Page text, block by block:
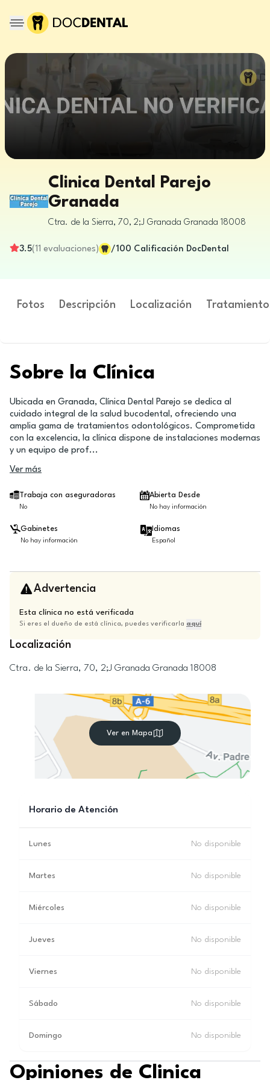
Clinica Dental Parejo
Granada
Ctra. de la Sierra, 70, 2;J Granada Granada 18008
3.5(11 evaluaciones) /100 Calificación DocDental
Fotos Descripción Localización
Sobre la Clínica
Ubicada en Granada, Clínica Dental Parejo se dedica al
cuidado integral de la salud bucodental, ofreciendo una
amplia gama de tratamientos odontológicos. Comprometida
con la excelencia, la clínica dispone de instalaciones modernas
y un equipo de prof...
Ver más
Trabaja con aseguradoras
No
Abierta Desde
No hay información
Gabinetes
No hay información
Idiomas
Español
Advertencia
Esta clínica no está verificada
Si eres el dueño de está clínica, puedes verificarla aquí
Localización
Ctra. de la Sierra, 70, 2;J Granada Granada 18008
Ver en Mapa
Horario de Atención
Lunes No disponible
Martes No disponible
Miércoles No disponible
Jueves No disponible
Viernes No disponible
Sábado No disponible
Domingo No disponible
Opiniones de Clinica